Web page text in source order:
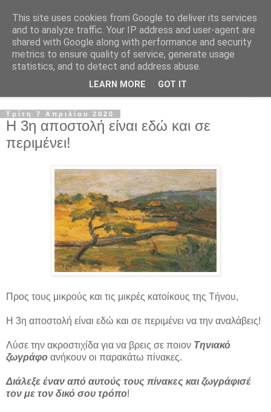
Τρίτη 7 Απριλίου 2020
Η 3η αποστολή είναι εδώ και σε
περιμένει!
Προς τους μικρούς και τις μικρές κατοίκους της Τήνου,
Η 3η αποστολή είναι εδώ και σε περιμένει να την αναλάβεις!
Λύσε την ακροστιχίδα για να βρεις σε ποιον Τηνιακό
ζωγράφο ανήκουν οι παρακάτω πίνακες.
Διάλεξε έναν από αυτούς τους πίνακες και ζωγράφισέ
τον με τον δικό σου τρόπο!
This site uses cookies from Google to deliver its services
and to analyze traffic. Your IP address and user-agent are
shared with Google along with performance and security
metrics to ensure quality of service, generate usage
statistics, and to detect and address abuse.
LEARN MORE GOT IT